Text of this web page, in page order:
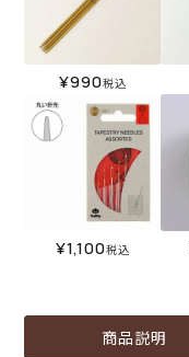
¥990税込
¥1,100税込
商品説明